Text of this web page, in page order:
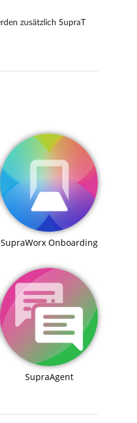
SupraWorx Onboarding
SupraAgent